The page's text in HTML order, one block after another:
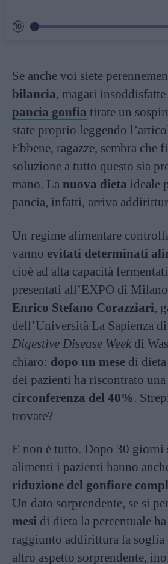
Se anche voi siete
bilancia, magari insoddisfatte
pancia gonfia tirate un
state proprio leggendo
Ebbene, ragazze, sembra che
soluzione a tutto questo sia
mano. La nuova dieta ideale
pancia, infatti, arriva
Un regime alimentare
vanno evitati determinati
cioè ad alta capacità
presentati all’EXPO di
Enrico Stefano Corazziari,
dell’Università La Sapienza
Digestive Disease Week di
chiaro: dopo un mese di
dei pazienti ha riscontrato una
circonferenza del 40%.
trovate?
E non è tutto. Dopo 30 giorni
alimenti i pazienti hanno
riduzione del gonfiore
Un dato sorprendente, se si
mesi di dieta la percentuale ha
raggiunto addirittura la soglia
altro aspetto sorprendente,